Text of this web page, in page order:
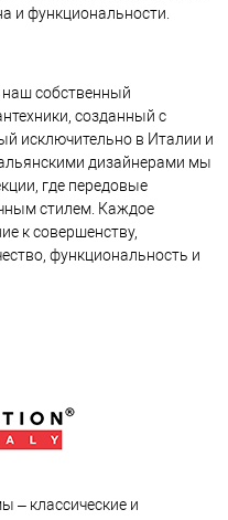
и функциональности.
собственный
созданный с
исключительно в Италии и
дизайнерами мы
где передовые
стилем. Каждое
к совершенству,
функциональность и
– классические и